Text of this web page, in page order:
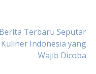
Berita Terbaru Seputar
Kuliner Indonesia yang
Wajib Dicoba